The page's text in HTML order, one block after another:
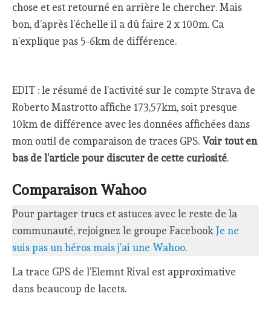
chose et est retourné en arrière le chercher. Mais
bon, d’après l’échelle il a dû faire 2 x 100m. Ca
n’explique pas 5-6km de différence.
EDIT : le résumé de l’activité sur le compte Strava de
Roberto Mastrotto affiche 173,57km, soit presque
10km de différence avec les données affichées dans
mon outil de comparaison de traces GPS. Voir tout en
bas de l’article pour discuter de cette curiosité.
Comparaison Wahoo
Pour partager trucs et astuces avec le reste de la
communauté, rejoignez le groupe FacebookJe ne
suis pas un héros mais j’ai une Wahoo.
La trace GPS de l’Elemnt Rival est approximative
dans beaucoup de lacets.